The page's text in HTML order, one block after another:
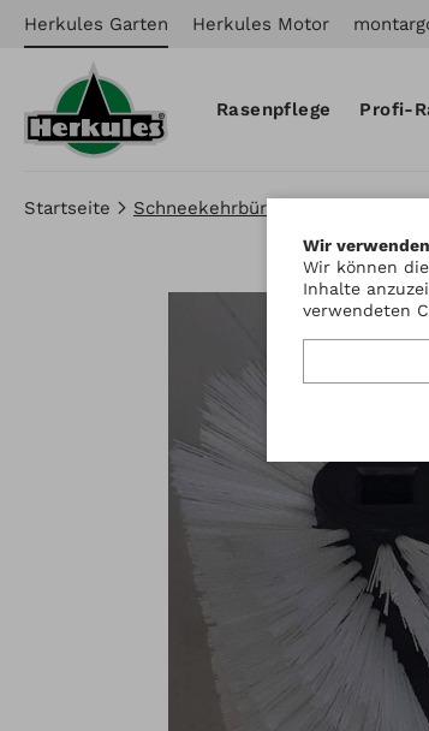
Herkules Garten Herkules Motor
Rasenpflege Profi-
Startseite Schneekehrbürstensatz
Wir
Wir können
Inhalte
verwendeten